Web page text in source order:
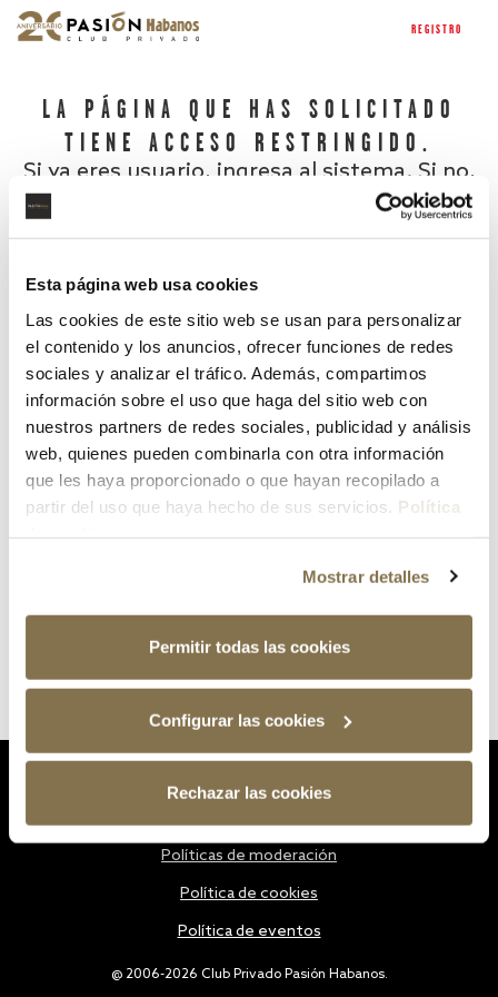
Esta página web usa cookies
Las cookies de este sitio web se usan para personalizar
el contenido y los anuncios, ofrecer funciones de redes
sociales y analizar el tráfico. Además, compartimos
información sobre el uso que haga del sitio web con
nuestros partners de redes sociales, publicidad y análisis
web, quienes pueden combinarla con otra información
que les haya proporcionado o que hayan recopilado a
partir del uso que haya hecho de sus servicios. Política
Mostrar detalles
Permitir todas las cookies
Configurar las cookies
Rechazar las cookies
REGISTRO
LA PÁGINA QUE HAS SOLICITADO
TIENE ACCESO RESTRINGIDO.
Si ya eres usuario, ingresa al sistema. Si no,
¿Has olvidado tu contraseña?
@ 2006-2026 Club Privado Pasión Habanos.
Políticas de moderación
Política de cookies
Política de eventos